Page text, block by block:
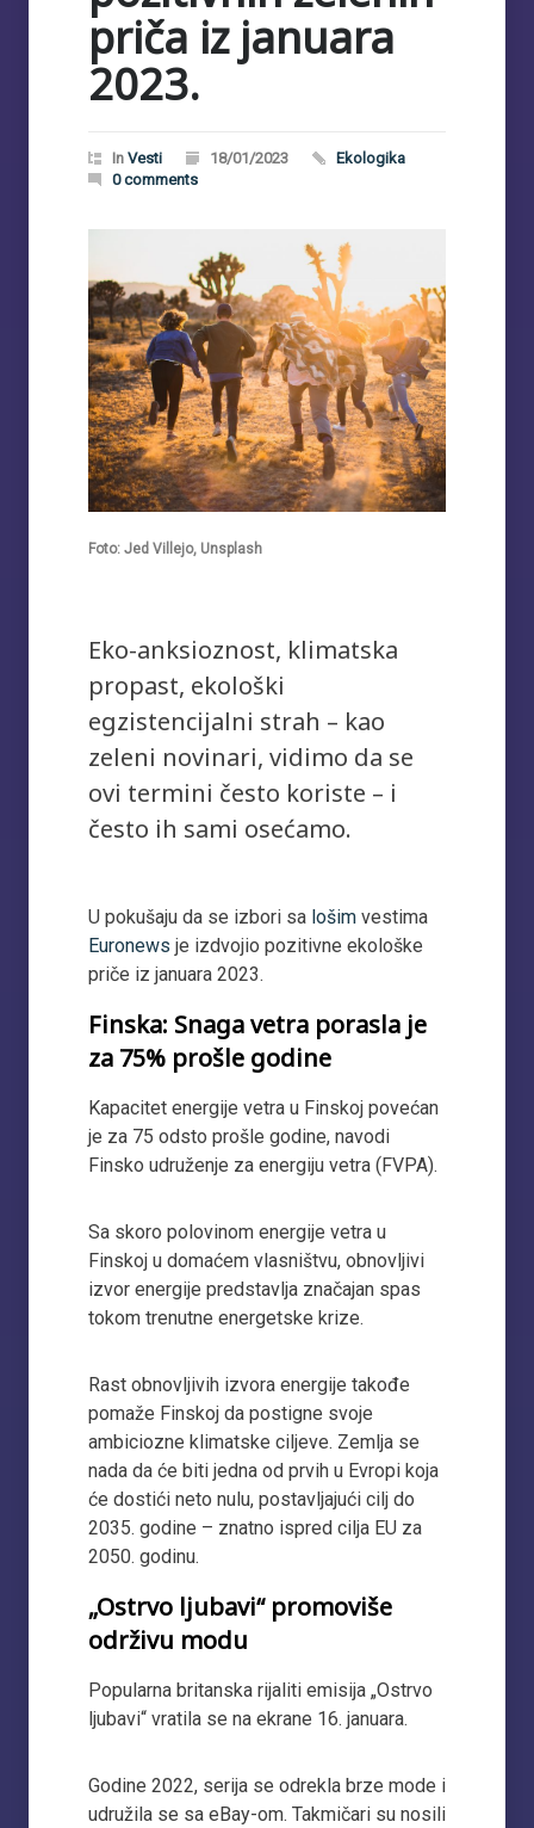
priča iz januara
2023.
In Vesti 18/01/2023
Ekologika
0 comments
Foto: Jed Villejo, Unsplash
Eko-anksioznost, klimatska
propast, ekološki
egzistencijalni strah – kao
zeleni novinari, vidimo da se
ovi termini često koriste – i
često ih sami osećamo.
U pokušaju da se izbori sa lošim vestima
Euronews je izdvojio pozitivne ekološke
priče iz januara 2023.
Finska: Snaga vetra porasla je
za 75% prošle godine
Kapacitet energije vetra u Finskoj povećan
je za 75 odsto prošle godine, navodi
Finsko udruženje za energiju vetra (FVPA).
Sa skoro polovinom energije vetra u
Finskoj u domaćem vlasništvu, obnovljivi
izvor energije predstavlja značajan spas
tokom trenutne energetske krize.
Rast obnovljivih izvora energije takođe
pomaže Finskoj da postigne svoje
ambiciozne klimatske ciljeve. Zemlja se
nada da će biti jedna od prvih u Evropi koja
će dostići neto nulu, postavljajući cilj do
2035. godine – znatno ispred cilja EU za
2050. godinu.
„Ostrvo ljubavi“ promoviše
održivu modu
Popularna britanska rijaliti emisija „Ostrvo
ljubavi“ vratila se na ekrane 16. januara.
Godine 2022, serija se odrekla brze mode i
udružila se sa eBay-om. Takmičari su nosili